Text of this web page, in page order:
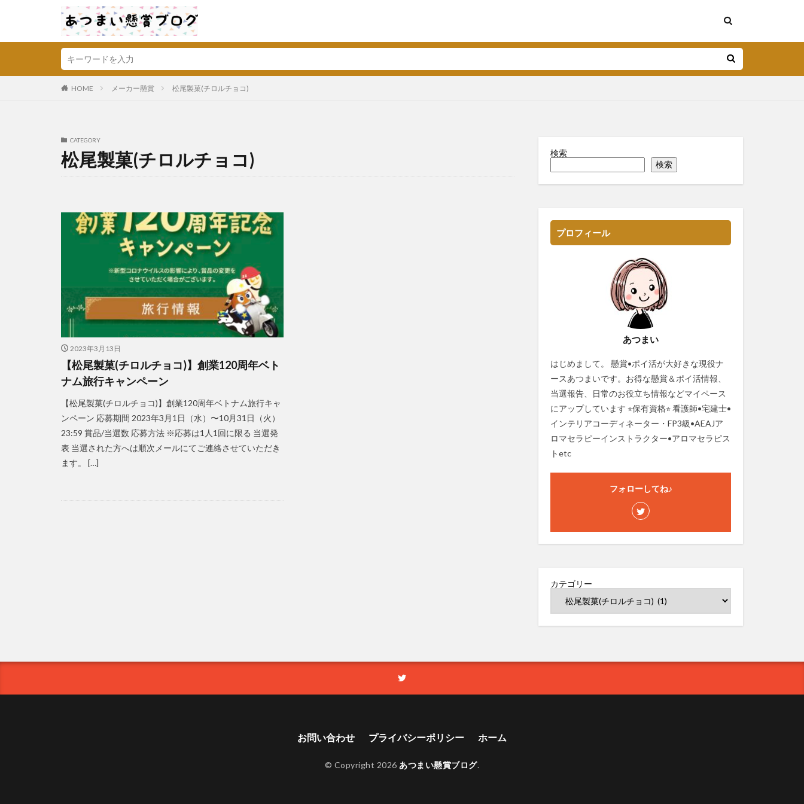
HOME メーカー懸賞 松尾製菓(チロルチョコ)
CATEGORY
松尾製菓(チロルチョコ)
2023年3月13日
【松尾製菓(チロルチョコ)】創業120周年ベト
ナム旅行キャンペーン
【松尾製菓(チロルチョコ)】創業120周年ベトナム旅行キャ
ンペーン 応募期間 2023年3月1日（水）〜10月31日（火）
23:59 賞品/当選数 応募方法 ※応募は1人1回に限る 当選発
表 当選された方へは順次メールにてご連絡させていただき
ます。 […]
検索
検索
プロフィール
あつまい
はじめまして。 懸賞•ポイ活が大好きな現役ナ
ースあつまいです。お得な懸賞＆ポイ活情報、
当選報告、日常のお役立ち情報などマイペース
にアップしています ⭐︎保有資格⭐︎ 看護師•宅建士•
インテリアコーディネーター・FP3級•AEAJア
ロマセラピーインストラクター•アロマセラピス
トetc
フォローしてね♪
カテゴリー
お問い合わせ プライバシーポリシー ホーム
© Copyright 2026 あつまい懸賞ブログ.